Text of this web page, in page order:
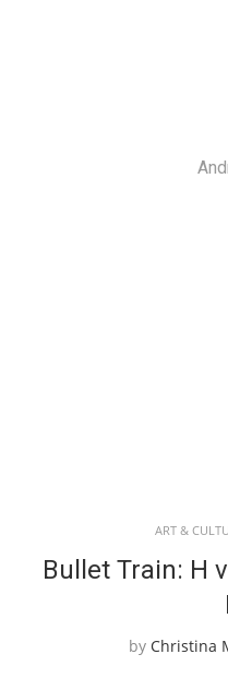
ART &
Bullet Train: Η
by Christina